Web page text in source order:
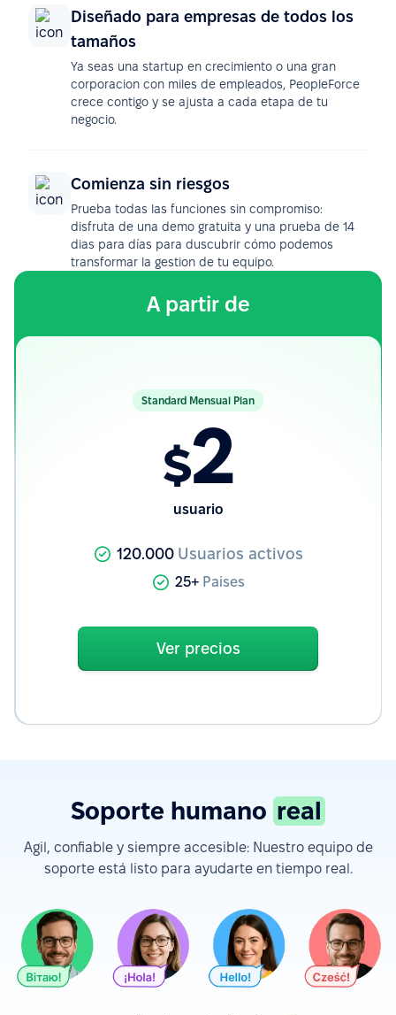
Diseñado para empresas de todos los
tamaños
Ya seas una startup en crecimiento o una gran
corporacion con miles de empleados, PeopleForce
crece contigo y se ajusta a cada etapa de tu
negocio.
Comienza sin riesgos
Prueba todas las funciones sin compromiso:
disfruta de una demo gratuita y una prueba de 14
dias para días para duscubrir cómo podemos
transformar la gestion de tu equipo.
A partir de
Standard Mensual Plan
$2
usuario
120.000 Usuarios activos
25+ Paises
Ver precios
Soporte humano real
Agil, confiable y siempre accesible: Nuestro equipo de
soporte está listo para ayudarte en tiempo real.